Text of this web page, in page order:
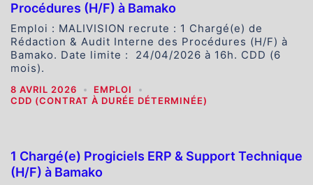
Procédures (H/F) à Bamako
Emploi : MALIVISION recrute : 1 Chargé(e) de
Rédaction & Audit Interne des Procédures (H/F) à
Bamako. Date limite : 24/04/2026 à 16h. CDD (6
mois).
8 AVRIL 2026
EMPLOI
CDD (CONTRAT À DURÉE DÉTERMINÉE)
1 Chargé(e) Progiciels ERP & Support Technique
(H/F) à Bamako